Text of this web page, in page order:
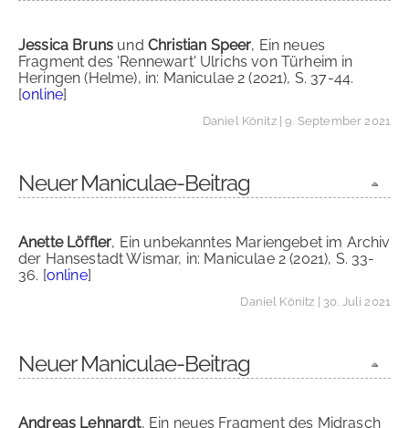
Jessica Bruns und Christian Speer, Ein neues
Fragment des 'Rennewart' Ulrichs von Türheim in
Heringen (Helme), in: Maniculae 2 (2021), S. 37-44.
[online]
Daniel Könitz| 9. September 2021
Neuer Maniculae-Beitrag
Anette Löffler, Ein unbekanntes Mariengebet im Archiv
der Hansestadt Wismar, in: Maniculae 2 (2021), S. 33-
36. [online]
Daniel Könitz | 30. Juli 2021
Neuer Maniculae-Beitrag
Andreas Lehnardt, Ein neues Fragment des Midrasch